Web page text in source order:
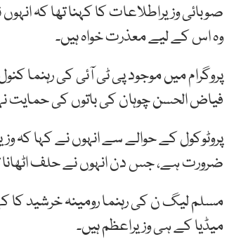
صوبائی وزیراطلاعات کا کہنا تھا کہ
وہ اس کے لیے معذرت خواہ ہیں۔
پروگرام میں موجود پی ٹی آئی کی رہنما
فیاض الحسن چوہان کی باتوں کی حمایت
پروٹوکول کے حوالے سے انہوں نے کہا کہ
ضرورت ہے، جس دن انہوں نے حلف
مسلم لیگ ن کی رہنما رومینہ خرشید کا
میڈیا کے ہی وزیراعظم ہیں۔